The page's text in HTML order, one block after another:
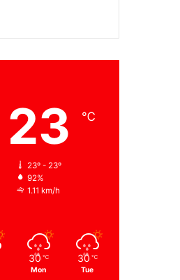
23 ℃
23º - 23º
92%
1.11 km/h
30 ℃
Mon
30 ℃
Tue